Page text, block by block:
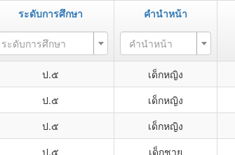
ระดับการศึกษา คำนำหน้า
ระดับการศึกษา คำนำหน้า
ป.๕ เด็กหญิง
ป.๕ เด็กหญิง
ป.๕ เด็กหญิง
ป.๕ เด็กชาย